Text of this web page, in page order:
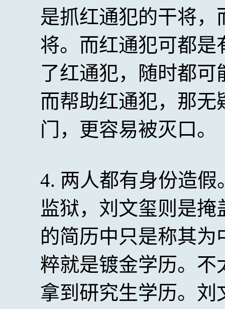
是抓红通犯的干将
将。而红通犯可都
了红通犯，随时都
而帮助红通犯，那
门，更容易被灭口。
4. 两人都有身份造
监狱，刘文玺则是
的简历中只是称其
粹就是镀金学历。
拿到研究生学历。